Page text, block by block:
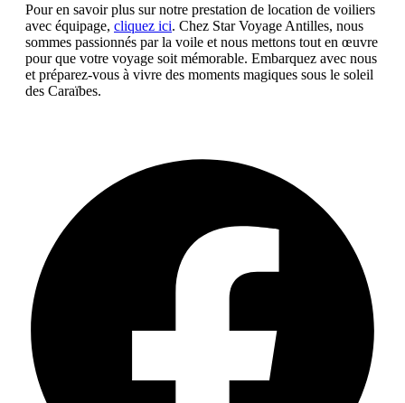
Pour en savoir plus sur notre prestation de location de voiliers
avec équipage, cliquez ici. Chez Star Voyage Antilles, nous
sommes passionnés par la voile et nous mettons tout en œuvre
pour que votre voyage soit mémorable. Embarquez avec nous
et préparez-vous à vivre des moments magiques sous le soleil
des Caraïbes.